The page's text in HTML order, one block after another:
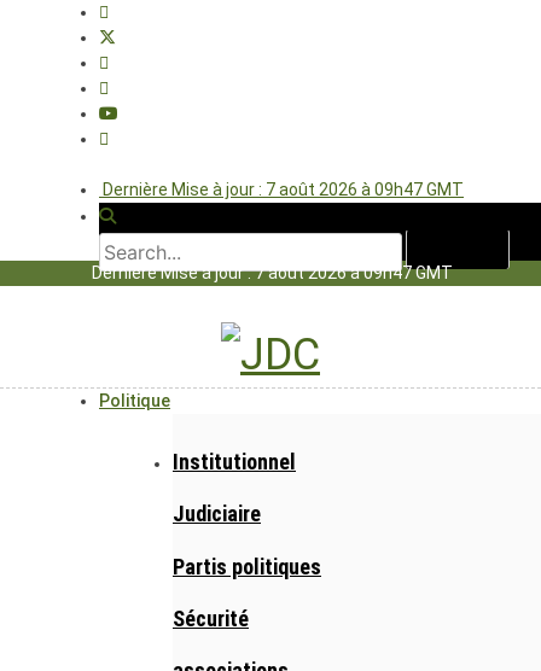
Dernière Mise à jour : 7 août 2026 à 09h47 GMT
Dernière Mise à jour : 7 août 2026 à 09h47 GMT
Politique
Institutionnel
Judiciaire
Partis politiques
Sécurité